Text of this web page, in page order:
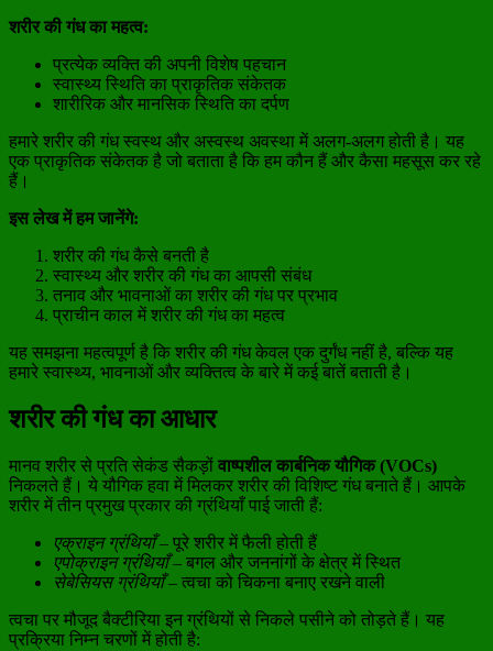
शरीर की गंध का महत्व:
प्रत्येक व्यक्ति की अपनी विशेष पहचान
स्वास्थ्य स्थिति का प्राकृतिक संकेतक
शारीरिक और मानसिक स्थिति का दर्पण
हमारे शरीर की गंध स्वस्थ और अस्वस्थ अवस्था में अलग-अलग होती है। यह
एक प्राकृतिक संकेतक है जो बताता है कि हम कौन हैं और कैसा महसूस कर रहे
हैं।
इस लेख में हम जानेंगे:
शरीर की गंध कैसे बनती है
स्वास्थ्य और शरीर की गंध का आपसी संबंध
तनाव और भावनाओं का शरीर की गंध पर प्रभाव
प्राचीन काल में शरीर की गंध का महत्व
यह समझना महत्वपूर्ण है कि शरीर की गंध केवल एक दुर्गंध नहीं है, बल्कि यह
हमारे स्वास्थ्य, भावनाओं और व्यक्तित्व के बारे में कई बातें बताती है।
शरीर की गंध का आधार
मानव शरीर से प्रति सेकंड सैकड़ों वाष्पशील कार्बनिक यौगिक (VOCs)
निकलते हैं। ये यौगिक हवा में मिलकर शरीर की विशिष्ट गंध बनाते हैं। आपके
शरीर में तीन प्रमुख प्रकार की ग्रंथियाँ पाई जाती हैं:
एक्राइन ग्रंथियाँ– पूरे शरीर में फैली होती हैं
एपोक्राइन ग्रंथियाँ– बगल और जननांगों के क्षेत्र में स्थित
सेबेसियस ग्रंथियाँ– त्वचा को चिकना बनाए रखने वाली
त्वचा पर मौजूद बैक्टीरिया इन ग्रंथियों से निकले पसीने को तोड़ते हैं। यह
प्रक्रिया निम्न चरणों में होती है: